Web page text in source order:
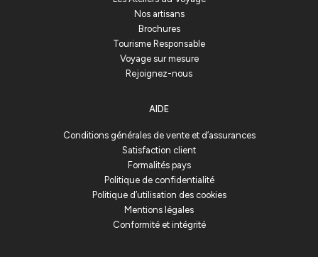
Nos artisans
Brochures
Tourisme Responsable
Voyage sur mesure
Rejoignez-nous
AIDE
Conditions générales de vente et d’assurances
Satisfaction client
Formalités pays
Politique de confidentialité
Politique d’utilisation des cookies
Mentions légales
Conformité et intégrité